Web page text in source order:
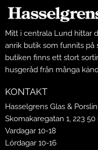
Mitt i centrala Lund hittar
anrik butik som funnits på
butiken finns ett stort
husgeråd från många
KONTAKT
Hasselgrens Glas &
Skomakaregatan 1, 223 50
Vardagar 10-18
Lördagar 10-16